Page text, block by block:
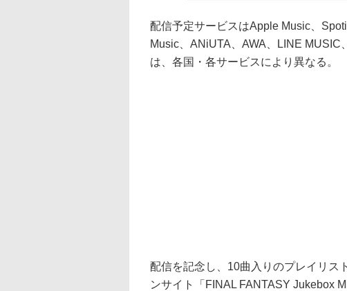
配信予定サービスはApple Music、
Music、ANiUTA、AWA、LINE
は、各国・各サービスにより異なる。
配信を記念し、10曲入りのプレイリス
ンサイト「FINAL FANTASY Jukebox